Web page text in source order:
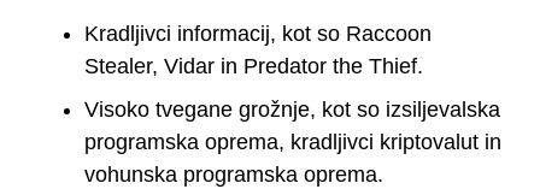
Kradljivci informacij, kot so Raccoon
Stealer, Vidar in Predator the Thief.
Visoko tvegane grožnje, kot so izsiljevalska
programska oprema, kradljivci kriptovalut in
vohunska programska oprema.